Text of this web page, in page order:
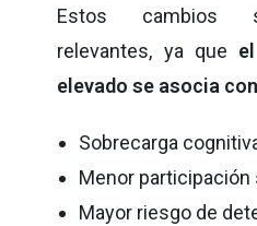
Estos cambios
relevantes, ya que
elevado se asocia con
Sobrecarga
Menor participación
Mayor riesgo de